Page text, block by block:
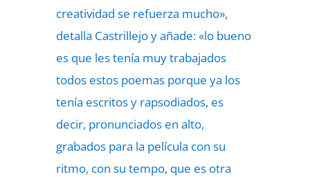
creatividad se refuerza mucho»,
detalla Castrillejo y añade: «lo bueno
es que les tenía muy trabajados
todos estos poemas porque ya los
tenía escritos y rapsodiados, es
decir, pronunciados en alto,
grabados para la película con su
ritmo, con su tempo, que es otra